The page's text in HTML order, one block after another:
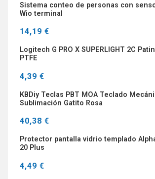
Sistema conteo de personas con
Wio terminal
14,19 €
Logitech G PRO X SUPERLIGHT 2C
PTFE
4,39 €
KBDiy Teclas PBT MOA Teclado
Sublimación Gatito Rosa
40,38 €
Protector pantalla vidrio templado
20 Plus
4,49 €